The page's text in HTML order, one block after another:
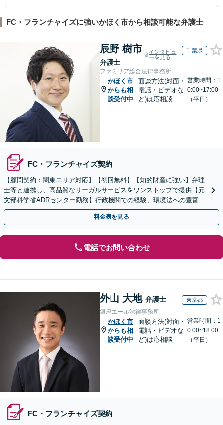
FC・フランチャイズに強いかほく市から相談可能な弁護士
辰野 樹市
弁護士
インタビュ
ーを見る
千葉県
ファミリア総合法律事務所
かほく市
からも相
談受付中
面談方法(対面・
電話・ビデオな
ど)は応相談
営業時間：1
0:00~17:00
（平日）
FC・フランチャイズ契約
【顧問契約：関東エリア対応】【初回無料】【知的財産に強い】弁理
士等と連携し、高品質なリーガルサービスをワンストップで提供【元
文部科学省ADRセンター勤務】行政機関での経験、環境法への豊富な
知識を活かし、事業者さまの抱える問題を解決へ導きます
料金表を見る
電話でお問い合わせ
外山 大地 弁護士 東京都
銀座エール法律事務所
かほく市
からも相
談受付中
面談方法(対面・
電話・ビデオな
ど)は応相談
営業時間：1
0:00~18:00
（平日）
FC・フランチャイズ契約